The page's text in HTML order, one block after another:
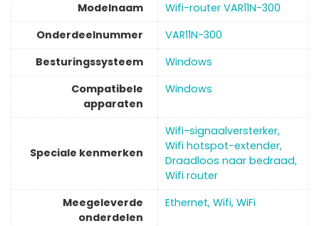
Modelnaam
‎Wifi-router VAR11N-300
Onderdeelnummer
‎VAR11N-300
Besturingssysteem
Windows
Compatibele
apparaten
Windows
Speciale kenmerken
‎Wifi-signaalversterker,
Wifi hotspot-extender,
Draadloos naar bedraad,
Wifi router
Meegeleverde
onderdelen
‎Ethernet, Wifi, WiFi